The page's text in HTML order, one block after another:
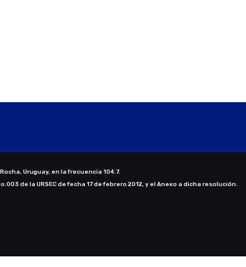
Uruguay, en la frecuencia 104.7.
de la URSEC de fecha 17 de febrero 2012, y el Anexo a dicha resolución.